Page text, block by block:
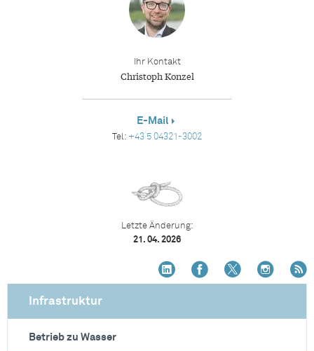
Ihr Kontakt
Christoph Konzel
E-Mail
Tel: +43 5 04321-3002
Letzte Änderung:
21. 04. 2026
Infrastruktur
Betrieb zu Wasser